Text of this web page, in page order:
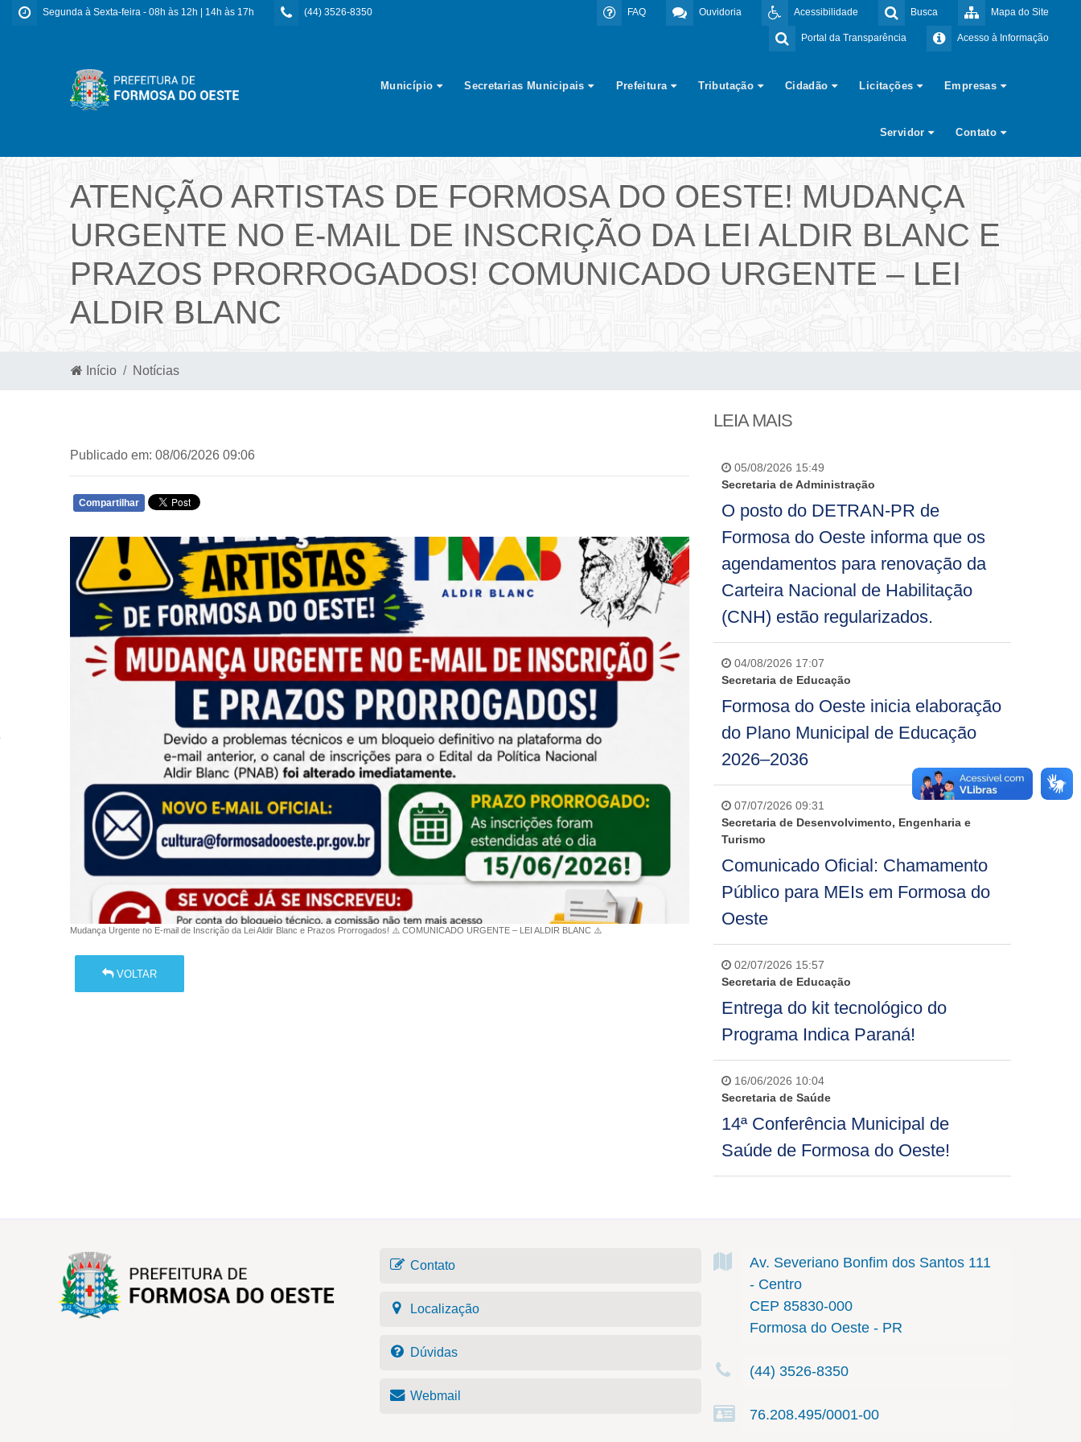
Segunda à Sexta-feira - 08h às 12h | 14h às 17h (44) 3526-8350 Mapa do Site
Busca
Acessibilidade
Ouvidoria
FAQ
Acesso à Informação
Portal da Transparência
Município Secretarias Municipais Prefeitura Tributação Cidadão Licitações Empresas
Servidor Contato
ATENÇÃO ARTISTAS DE FORMOSA DO OESTE! MUDANÇA
URGENTE NO E-MAIL DE INSCRIÇÃO DA LEI ALDIR BLANC E
PRAZOS PRORROGADOS! COMUNICADO URGENTE – LEI
ALDIR BLANC
Início Notícias
Publicado em: 08/06/2026 09:06
Compartilhar
Mudança Urgente no E-mail de Inscrição da Lei Aldir Blanc e Prazos Prorrogados! ⚠️ COMUNICADO URGENTE – LEI ALDIR BLANC ⚠️
VOLTAR
LEIA MAIS
05/08/2026 15:49
Secretaria de Administração
O posto do DETRAN-PR de
Formosa do Oeste informa que os
agendamentos para renovação da
Carteira Nacional de Habilitação
(CNH) estão regularizados.
04/08/2026 17:07
Secretaria de Educação
Formosa do Oeste inicia elaboração
do Plano Municipal de Educação
2026–2036
07/07/2026 09:31
Secretaria de Desenvolvimento, Engenharia e
Turismo
Comunicado Oficial: Chamamento
Público para MEIs em Formosa do
Oeste
02/07/2026 15:57
Secretaria de Educação
Entrega do kit tecnológico do
Programa Indica Paraná!
16/06/2026 10:04
Secretaria de Saúde
14ª Conferência Municipal de
Saúde de Formosa do Oeste!
Contato
Localização
Dúvidas
Webmail
Av. Severiano Bonfim dos Santos 111
- Centro
CEP 85830-000
Formosa do Oeste - PR
(44) 3526-8350
76.208.495/0001-00